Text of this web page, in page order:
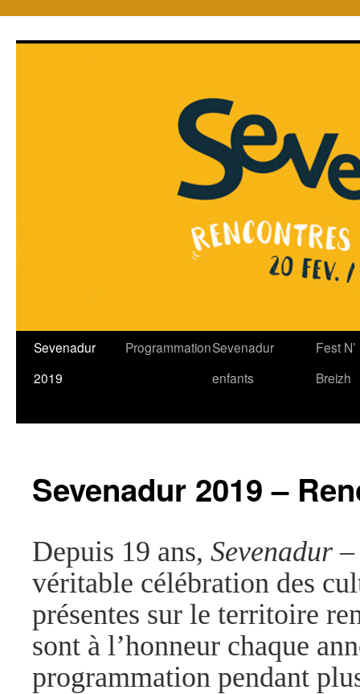
Sevenadur
2019
ProgrammationSevenadur
enfants
Fest N’
Breizh
Sevenadur 2019 –
Depuis 19 ans, Sevenadur –
véritable célébration des
présentes sur le territoire
sont à l’honneur chaque
programmation pendant